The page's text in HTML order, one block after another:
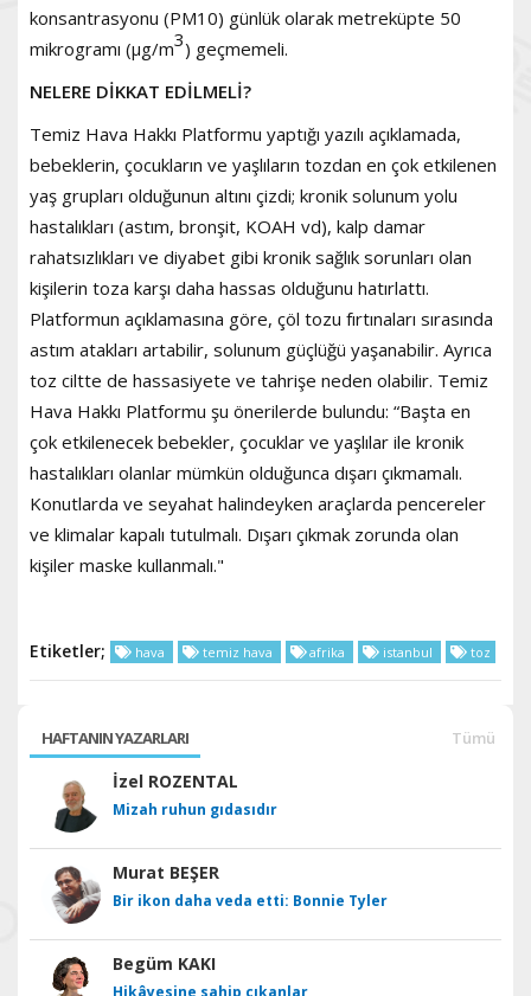
konsantrasyonu (PM10) günlük olarak metreküpte 50
mikrogramı (µg/m3) geçmemeli.
NELERE DİKKAT EDİLMELİ?
Temiz Hava Hakkı Platformu yaptığı yazılı açıklamada,
bebeklerin, çocukların ve yaşlıların tozdan en çok etkilenen
yaş grupları olduğunun altını çizdi; kronik solunum yolu
hastalıkları (astım, bronşit, KOAH vd), kalp damar
rahatsızlıkları ve diyabet gibi kronik sağlık sorunları olan
kişilerin toza karşı daha hassas olduğunu hatırlattı.
Platformun açıklamasına göre, çöl tozu fırtınaları sırasında
astım atakları artabilir, solunum güçlüğü yaşanabilir. Ayrıca
toz ciltte de hassasiyete ve tahrişe neden olabilir. Temiz
Hava Hakkı Platformu şu önerilerde bulundu: “Başta en
çok etkilenecek bebekler, çocuklar ve yaşlılar ile kronik
hastalıkları olanlar mümkün olduğunca dışarı çıkmamalı.
Konutlarda ve seyahat halindeyken araçlarda pencereler
ve klimalar kapalı tutulmalı. Dışarı çıkmak zorunda olan
kişiler maske kullanmalı."
Etiketler; hava temiz hava afrika istanbul toz
HAFTANIN YAZARLARI Tümü
İzel ROZENTAL
Mizah ruhun gıdasıdır
Murat BEŞER
Bir ikon daha veda etti: Bonnie Tyler
Begüm KAKI
Hikâyesine sahip çıkanlar